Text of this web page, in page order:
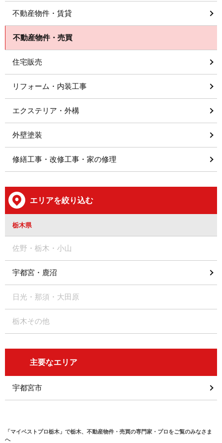
不動産物件・賃貸
不動産物件・売買
住宅販売
リフォーム・内装工事
エクステリア・外構
外壁塗装
修繕工事・改修工事・家の修理
エリアを絞り込む
栃木県
佐野・栃木・小山
宇都宮・鹿沼
日光・那須・大田原
栃木その他
主要なエリア
宇都宮市
「マイベストプロ栃木」で栃木、不動産物件・売買の専門家・プロをご覧のみなさま
へ